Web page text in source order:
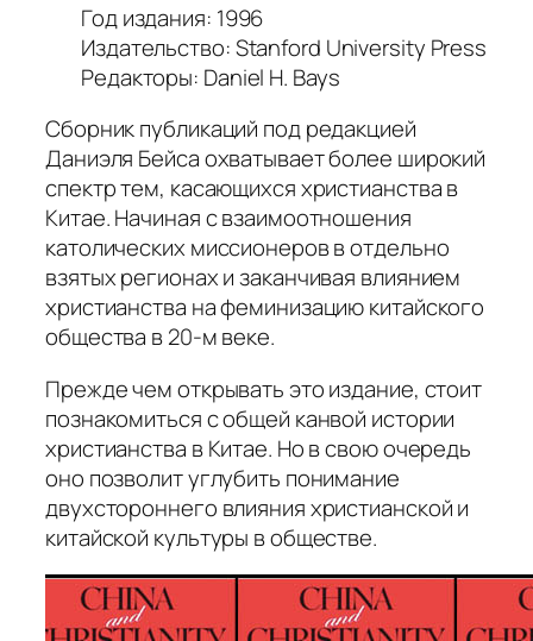
Год издания: 1996
Издательство: Stanford University Press
Редакторы: Daniel H. Bays
Сборник публикаций под редакцией
Даниэля Бейса охватывает более широкий
спектр тем, касающихся христианства в
Китае. Начиная с взаимоотношения
католических миссионеров в отдельно
взятых регионах и заканчивая влиянием
христианства на феминизацию китайского
общества в 20-м веке.
Прежде чем открывать это издание, стоит
познакомиться с общей канвой истории
христианства в Китае. Но в свою очередь
оно позволит углубить понимание
двухстороннего влияния христианской и
китайской культуры в обществе.